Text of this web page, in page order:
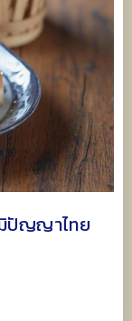
มิปัญญาไทย